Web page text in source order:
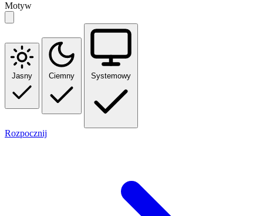
Motyw
Jasny Ciemny Systemowy
Rozpocznij